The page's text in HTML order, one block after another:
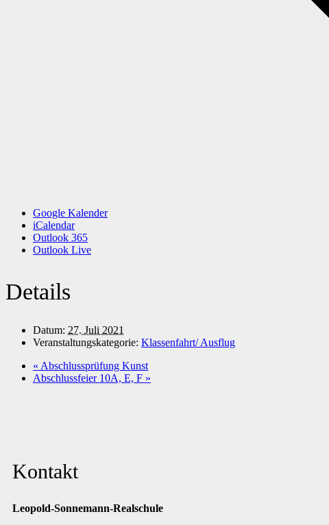
Google Kalender
iCalendar
Outlook 365
Outlook Live
Details
Datum: 27. Juli 2021
Veranstaltungskategorie: Klassenfahrt/ Ausflug
« Abschlussprüfung Kunst
Abschlussfeier 10A, E, F »
Kontakt
Leopold-Sonnemann-Realschule